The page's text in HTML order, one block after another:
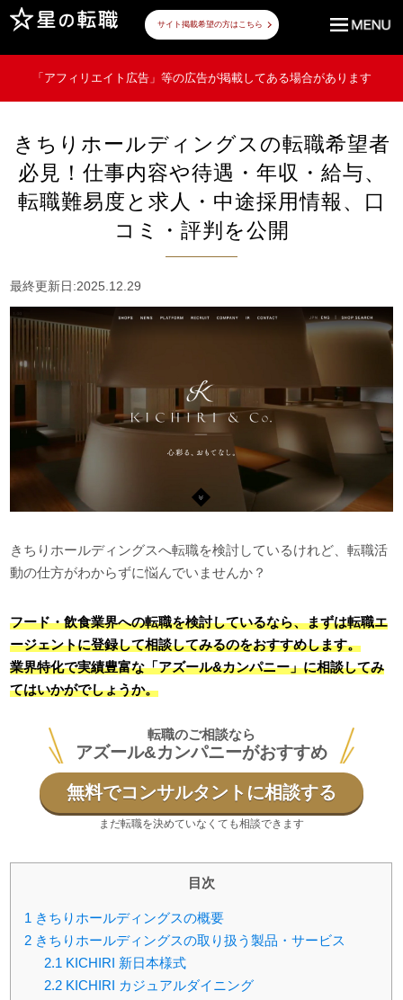
サイト掲載希望の方はこちら
「アフィリエイト広告」等の広告が掲載してある場合があります
きちりホールディングスの転職希望者
必見！仕事内容や待遇・年収・給与、
転職難易度と求人・中途採用情報、口
コミ・評判を公開
最終更新日:2025.12.29
きちりホールディングスへ転職を検討しているけれど、転職活
動の仕方がわからずに悩んでいませんか？
フード・飲食業界への転職を検討しているなら、まずは転職エ
ージェントに登録して相談してみるのをおすすめします。
業界特化で実績豊富な「アズール&カンパニー」に相談してみ
てはいかがでしょうか。
転職のご相談なら
アズール&カンパニーがおすすめ
無料でコンサルタントに相談する
まだ転職を決めていなくても相談できます
目次
1 きちりホールディングスの概要
2 きちりホールディングスの取り扱う製品・サービス
2.1 KICHIRI 新日本様式
2.2 KICHIRI カジュアルダイニング